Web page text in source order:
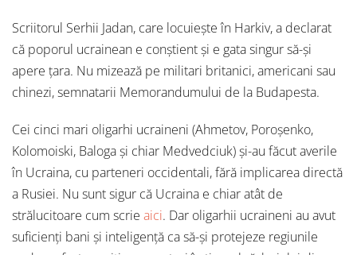
Scriitorul Serhii Jadan, care locuiește în Harkiv, a declarat
că poporul ucrainean e conștient și e gata singur să-și
apere țara. Nu mizează pe militari britanici, americani sau
chinezi, semnatarii Memorandumului de la Budapesta.
Cei cinci mari oligarhi ucraineni (Ahmetov, Poroșenko,
Kolomoiski, Baloga și chiar Medvedciuk) și-au făcut averile
în Ucraina, cu parteneri occidentali, fără implicarea directă
a Rusiei. Nu sunt sigur că Ucraina e chiar atât de
strălucitoare cum scrie aici. Dar oligarhii ucraineni au avut
suficienți bani și inteligență ca să-și protejeze regiunile